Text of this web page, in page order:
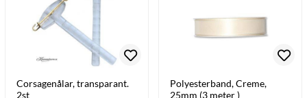
Corsagenålar, transparant.
2st
Polyesterband, Creme,
25mm (3 meter )